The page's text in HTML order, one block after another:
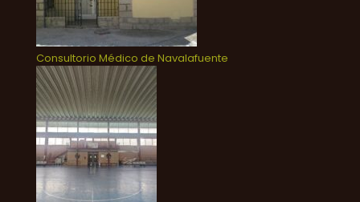
Consultorio Médico de Navalafuente